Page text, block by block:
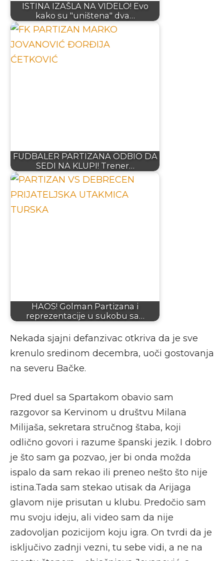
ISTINA IZAŠLA NA VIDELO! Evo
kako su "uništena" dva…
FUDBALER PARTIZANA ODBIO DA
SEDI NA KLUPI! Trener…
HAOS! Golman Partizana i
reprezentacije u sukobu sa…
Nekada sjajni defanzivac otkriva da je sve
krenulo sredinom decembra, uoči gostovanja
na severu Bačke.
Pred duel sa Spartakom obavio sam
razgovor sa Kervinom u društvu Milana
Milijaša, sekretara stručnog štaba, koji
odlično govori i razume španski jezik. I dobro
je što sam ga pozvao, jer bi onda možda
ispalo da sam rekao ili preneo nešto što nije
istina.Tada sam stekao utisak da Arijaga
glavom nije prisutan u klubu. Predočio sam
mu svoju ideju, ali video sam da nije
zadovoljan pozicijom koju igra. On tvrdi da je
isključivo zadnji vezni, tu sebe vidi, a ne na